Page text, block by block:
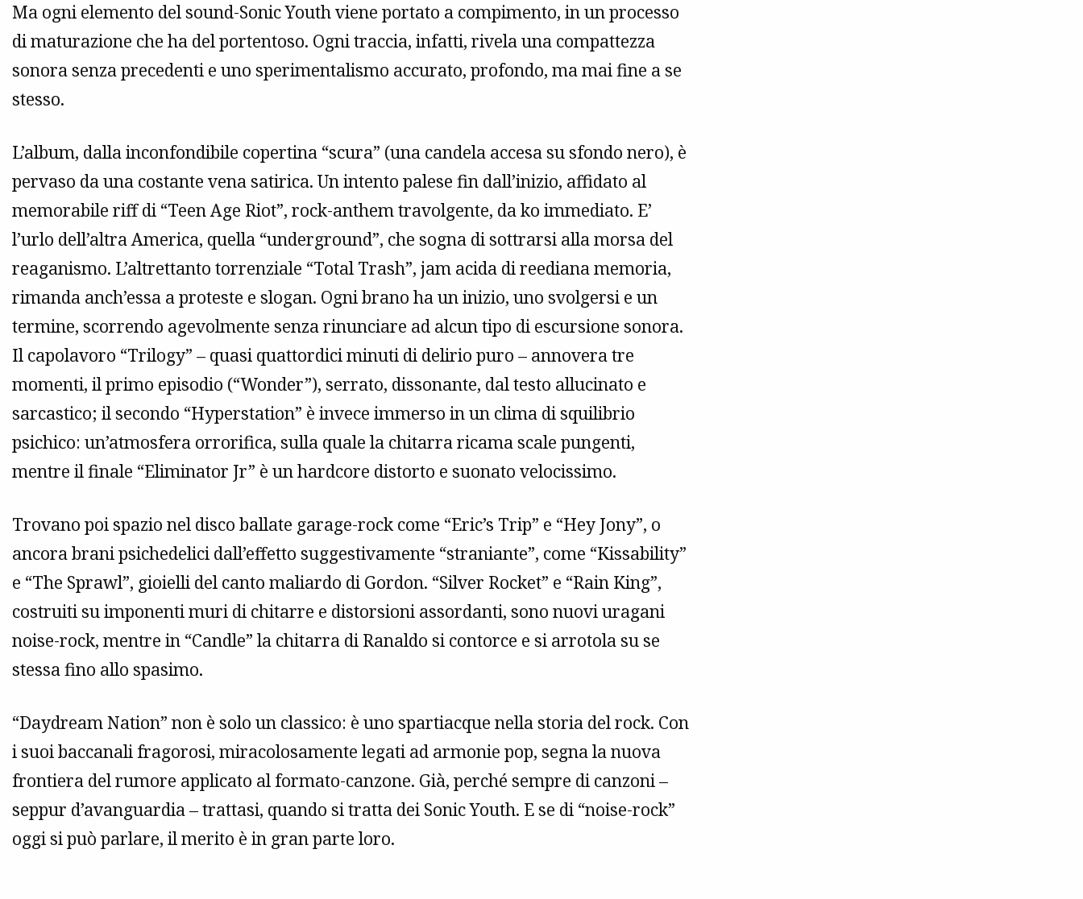
Ma ogni elemento del sound-Sonic Youth viene portato a compimento, in un processo
di maturazione che ha del portentoso. Ogni traccia, infatti, rivela una compattezza
sonora senza precedenti e uno sperimentalismo accurato, profondo, ma mai fine a se
stesso.
L’album, dalla inconfondibile copertina “scura” (una candela accesa su sfondo nero), è
pervaso da una costante vena satirica. Un intento palese fin dall’inizio, affidato al
memorabile riff di “Teen Age Riot”, rock-anthem travolgente, da ko immediato. E’
l’urlo dell’altra America, quella “underground”, che sogna di sottrarsi alla morsa del
reaganismo. L’altrettanto torrenziale “Total Trash”, jam acida di reediana memoria,
rimanda anch’essa a proteste e slogan. Ogni brano ha un inizio, uno svolgersi e un
termine, scorrendo agevolmente senza rinunciare ad alcun tipo di escursione sonora.
Il capolavoro “Trilogy” – quasi quattordici minuti di delirio puro – annovera tre
momenti, il primo episodio (“Wonder”), serrato, dissonante, dal testo allucinato e
sarcastico; il secondo “Hyperstation” è invece immerso in un clima di squilibrio
psichico: un’atmosfera orrorifica, sulla quale la chitarra ricama scale pungenti,
mentre il finale “Eliminator Jr” è un hardcore distorto e suonato velocissimo.
Trovano poi spazio nel disco ballate garage-rock come “Eric’s Trip” e “Hey Jony”, o
ancora brani psichedelici dall’effetto suggestivamente “straniante”, come “Kissability”
e “The Sprawl”, gioielli del canto maliardo di Gordon. “Silver Rocket” e “Rain King”,
costruiti su imponenti muri di chitarre e distorsioni assordanti, sono nuovi uragani
noise-rock, mentre in “Candle” la chitarra di Ranaldo si contorce e si arrotola su se
stessa fino allo spasimo.
“Daydream Nation” non è solo un classico: è uno spartiacque nella storia del rock. Con
i suoi baccanali fragorosi, miracolosamente legati ad armonie pop, segna la nuova
frontiera del rumore applicato al formato-canzone. Già, perché sempre di canzoni –
seppur d’avanguardia – trattasi, quando si tratta dei Sonic Youth. E se di “noise-rock”
oggi si può parlare, il merito è in gran parte loro.